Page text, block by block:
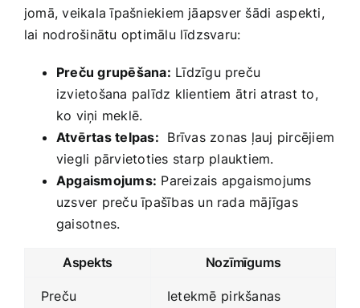
jomā, veikala īpašniekiem jāapsver šādi⁣ aspekti,
lai nodrošinātu ‍optimālu līdzsvaru:
Preču grupēšana: Līdzīgu preču
izvietošana palīdz klientiem⁤ ātri atrast to,
ko viņi meklē.
Atvērtas telpas: ‍ Brīvas⁢ zonas ļauj pircējiem
viegli pārvietoties starp plauktiem.
Apgaismojums: Pareizais‌ apgaismojums
uzsver‌ preču īpašības un‍ rada‌ mājīgas
gaisotnes.
Aspekts Nozīmīgums
Preču
Ietekmē ⁣pirkšanas